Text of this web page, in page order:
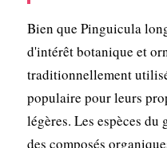
Bien que Pinguicula
d'intérêt botanique et
traditionnellement
populaire pour leurs
légères. Les espèces
des composés